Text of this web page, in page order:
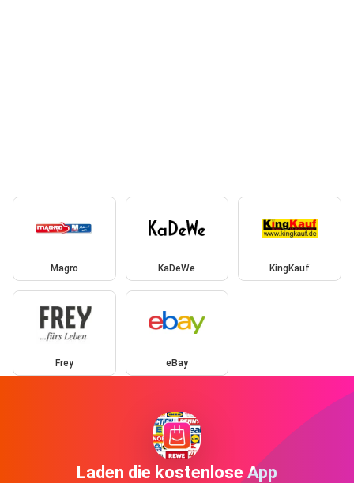
Magro KaDeWe KingKauf
Frey eBay
Laden die kostenlose App